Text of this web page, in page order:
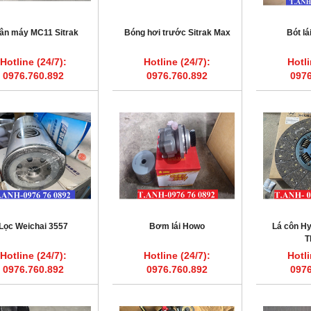
máy MC11 Sitrak
Hotline (24/7):
0976.760.892
Bóng hơi trước Sitrak Max
Hotline (24/7):
0976.760.892
Bót
Weichai 3557
Hotline (24/7):
0976.760.892
Bơm lái Howo
Hotline (24/7):
0976.760.892
Lá côn